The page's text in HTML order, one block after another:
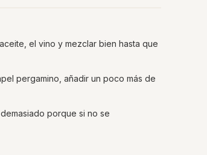
el vino y mezclar bien hasta que
pergamino, añadir un poco más de
porque si no se